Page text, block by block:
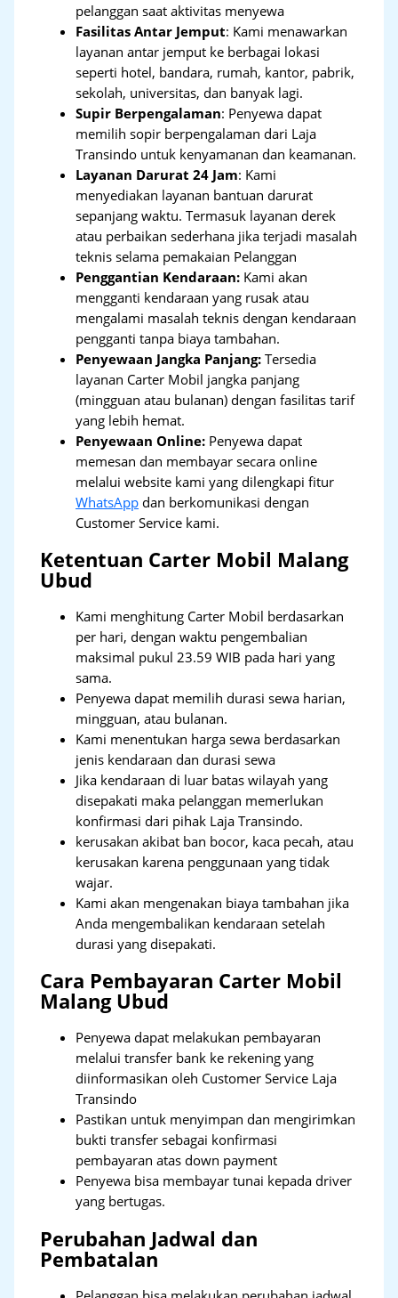
pelanggan saat aktivitas menyewa
Fasilitas Antar Jemput: Kami menawarkan
layanan antar jemput ke berbagai lokasi
seperti hotel, bandara, rumah, kantor, pabrik,
sekolah, universitas, dan banyak lagi.
Supir Berpengalaman: Penyewa dapat
memilih sopir berpengalaman dari Laja
Transindo untuk kenyamanan dan keamanan.
Layanan Darurat 24 Jam: Kami
menyediakan layanan bantuan darurat
sepanjang waktu. Termasuk layanan derek
atau perbaikan sederhana jika terjadi masalah
teknis selama pemakaian Pelanggan
Penggantian Kendaraan: Kami akan
mengganti kendaraan yang rusak atau
mengalami masalah teknis dengan kendaraan
pengganti tanpa biaya tambahan.
Penyewaan Jangka Panjang: Tersedia
layanan Carter Mobil jangka panjang
(mingguan atau bulanan) dengan fasilitas tarif
yang lebih hemat.
Penyewaan Online: Penyewa dapat
memesan dan membayar secara online
melalui website kami yang dilengkapi fitur
WhatsApp dan berkomunikasi dengan
Customer Service kami.
Ketentuan Carter Mobil Malang
Ubud
Kami menghitung Carter Mobil berdasarkan
per hari, dengan waktu pengembalian
maksimal pukul 23.59 WIB pada hari yang
sama.
Penyewa dapat memilih durasi sewa harian,
mingguan, atau bulanan.
Kami menentukan harga sewa berdasarkan
jenis kendaraan dan durasi sewa
Jika kendaraan di luar batas wilayah yang
disepakati maka pelanggan memerlukan
konfirmasi dari pihak Laja Transindo.
kerusakan akibat ban bocor, kaca pecah, atau
kerusakan karena penggunaan yang tidak
wajar.
Kami akan mengenakan biaya tambahan jika
Anda mengembalikan kendaraan setelah
durasi yang disepakati.
Cara Pembayaran Carter Mobil
Malang Ubud
Penyewa dapat melakukan pembayaran
melalui transfer bank ke rekening yang
diinformasikan oleh Customer Service Laja
Transindo
Pastikan untuk menyimpan dan mengirimkan
bukti transfer sebagai konfirmasi
pembayaran atas down payment
Penyewa bisa membayar tunai kepada driver
yang bertugas.
Perubahan Jadwal dan
Pembatalan